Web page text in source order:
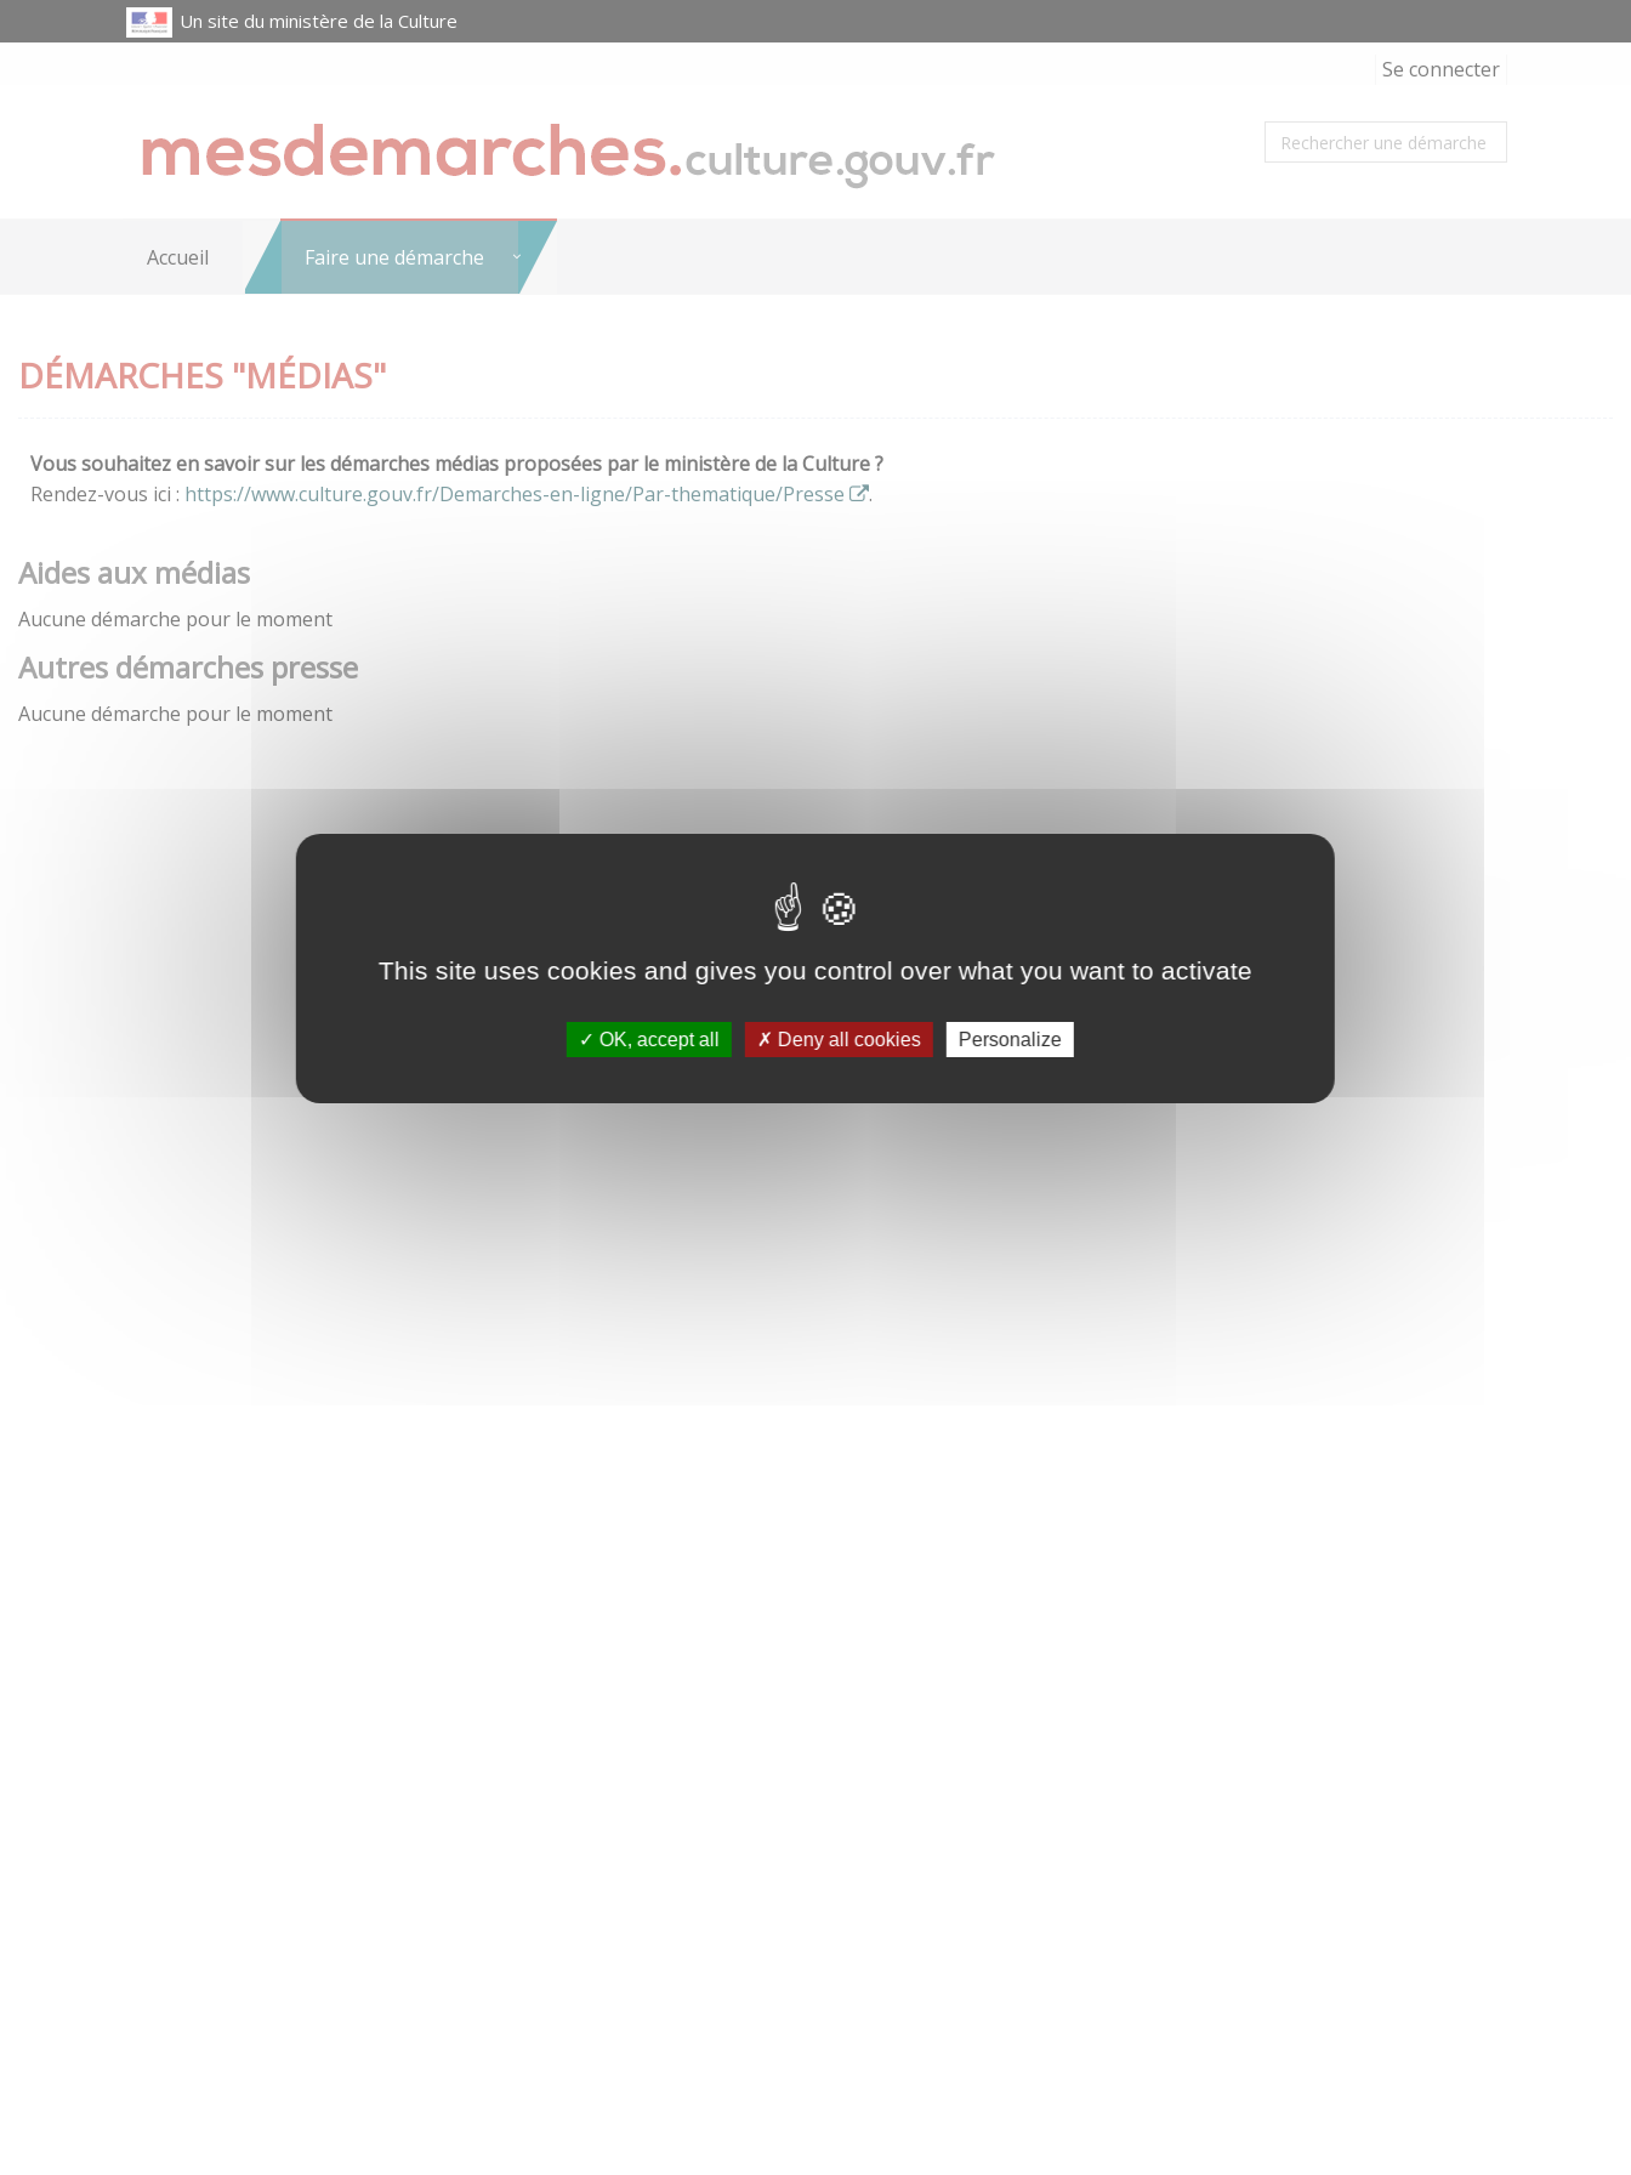
This site uses cookies and gives you control over what you want to activate
OK, accept all Deny all cookies Personalize
Un site du ministère de la Culture
Se connecter
Accueil Faire une démarche
DÉMARCHES "MÉDIAS"
Vous souhaitez en savoir sur les démarches médias proposées par le ministère de la Culture ?
Rendez-vous ici : https://www.culture.gouv.fr/Demarches-en-ligne/Par-thematique/Presse .
Aides aux médias
Aucune démarche pour le moment
Autres démarches presse
Aucune démarche pour le moment